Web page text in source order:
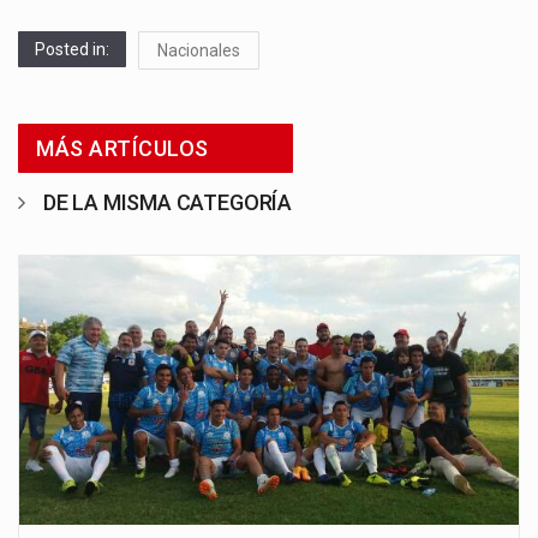
Posted in: Nacionales
MÁS ARTÍCULOS
DE LA MISMA CATEGORÍA